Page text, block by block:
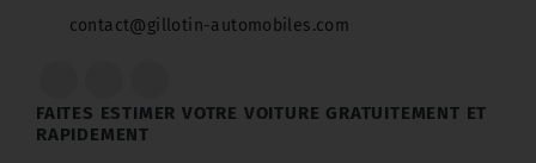
contact@gillotin-automobiles.com
FAITES ESTIMER VOTRE VOITURE GRATUITEMENT ET
RAPIDEMENT